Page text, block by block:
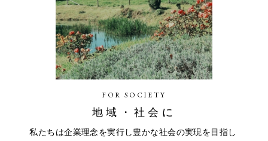
FOR SOCIETY
地域・社会に
私たちは企業理念を実行し豊かな社会の実現を目指し